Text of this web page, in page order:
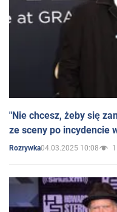
"Nie chcesz, żeby się
ze sceny po incydencie
Rozrywka04.03.2025 10:08 1